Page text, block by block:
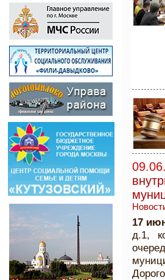
17
д.1,